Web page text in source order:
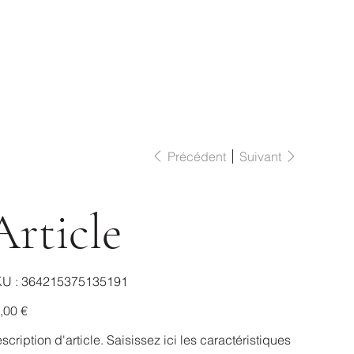
Précédent Suivant
: SKU
364215375135191
364215375135191
€
d'article. Saisissez ici les caractéristiques